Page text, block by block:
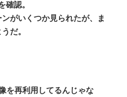
確認。
がいくつか見られたが、ま
だ。
を再利用してるんじゃな